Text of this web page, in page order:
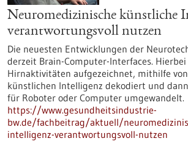
Neuromedizinische künstliche
verantwortungsvoll nutzen
Die neuesten Entwicklungen der
derzeit Brain-Computer-Interfaces.
Hirnaktivitäten aufgezeichnet, mithilfe
künstlichen Intelligenz dekodiert und
für Roboter oder Computer umgewandelt.
https://www.gesundheitsindustrie-
bw.de/fachbeitrag/aktuell/
intelligenz-verantwortungsvoll-nutzen